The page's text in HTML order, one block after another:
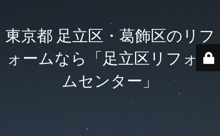
東京都 足立区・葛飾区のリフ
ォームなら「足立区リフォー
ムセンター」